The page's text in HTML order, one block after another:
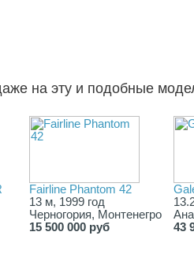
на эту и подобные
Fairline Phantom 42
13 м, 1999 год
Черногория, Монтенегро
15 500 000 руб
43